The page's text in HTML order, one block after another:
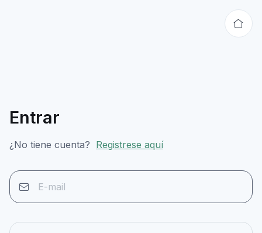
Entrar
¿No tiene cuenta? Registrese aquí